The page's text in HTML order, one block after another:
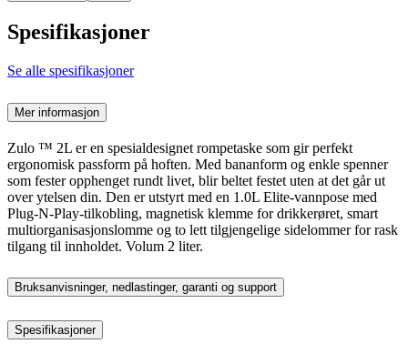
Spesifikasjoner
Se alle spesifikasjoner
Mer informasjon
Zulo ™ 2L er en spesialdesignet rompetaske som gir perfekt
ergonomisk passform på hoften. Med bananform og enkle spenner
som fester opphenget rundt livet, blir beltet festet uten at det går ut
over ytelsen din. Den er utstyrt med en 1.0L Elite-vannpose med
Plug-N-Play-tilkobling, magnetisk klemme for drikkerøret, smart
multiorganisasjonslomme og to lett tilgjengelige sidelommer for rask
tilgang til innholdet. Volum 2 liter.
Bruksanvisninger, nedlastinger, garanti og support
Spesifikasjoner